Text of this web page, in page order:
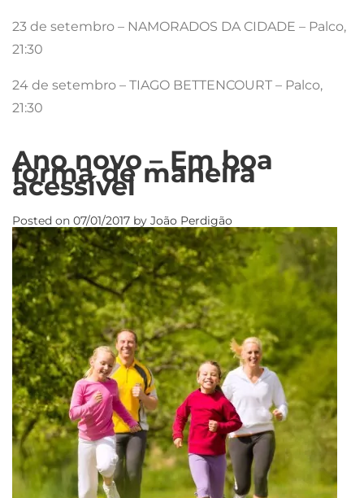
23 de setembro – NAMORADOS DA CIDADE – Palco,
21:30
24 de setembro – TIAGO BETTENCOURT – Palco,
21:30
Ano novo – Em boa
forma de maneira
acessível
Posted on 07/01/2017 by João Perdigão